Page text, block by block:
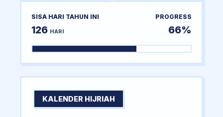
SISA HARI TAHUN INI
126 HARI
PROGRESS
66%
KALENDER HIJRIAH